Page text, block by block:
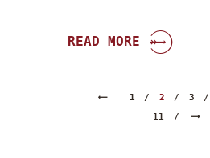
READ MORE
PAGE
1 PAGE
2 PAGE
3
PAGE
11